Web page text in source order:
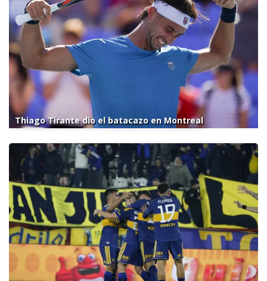
Thiago Tirante dio el batacazo en Montreal